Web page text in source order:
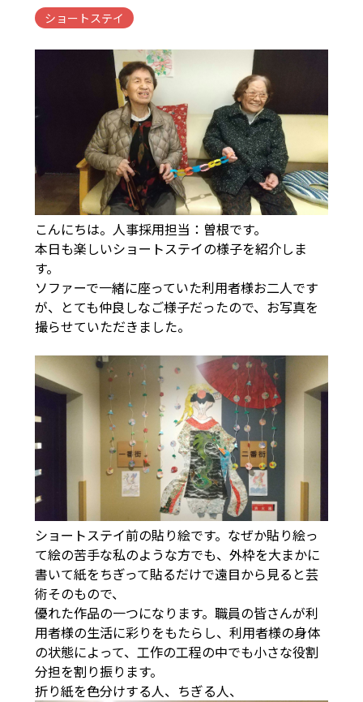
ショートステイ
こんにちは。人事採用担当：曽根です。
本日も楽しいショートステイの様子を紹介しま
す。
ソファーで一緒に座っていた利用者様お二人です
が、とても仲良しなご様子だったので、お写真を
撮らせていただきました。
ショートステイ前の貼り絵です。なぜか貼り絵っ
て絵の苦手な私のような方でも、外枠を大まかに
書いて紙をちぎって貼るだけで遠目から見ると芸
術そのもので、
優れた作品の一つになります。職員の皆さんが利
用者様の生活に彩りをもたらし、利用者様の身体
の状態によって、工作の工程の中でも小さな役割
分担を割り振ります。
折り紙を色分けする人、ちぎる人、